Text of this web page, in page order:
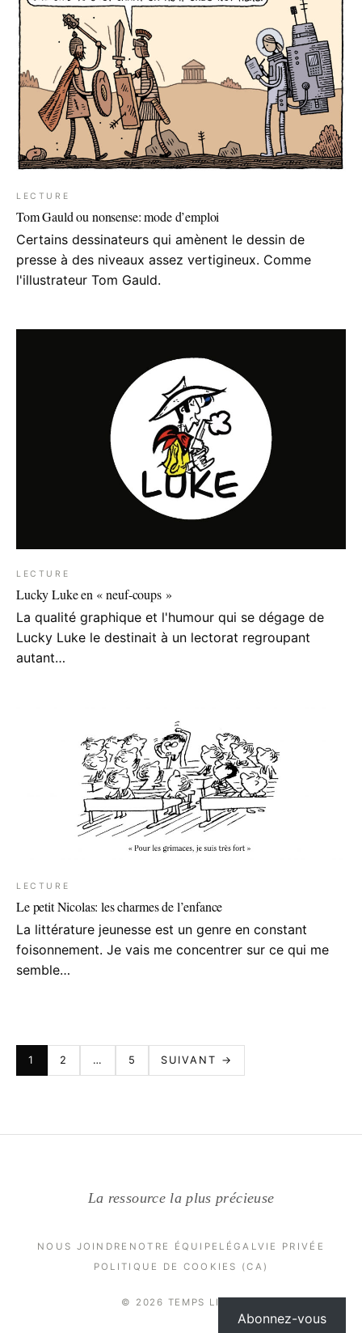
LECTURE
Tom Gauld ou nonsense: mode d’emploi
Certains dessinateurs qui amènent le dessin de
presse à des niveaux assez vertigineux. Comme
l'illustrateur Tom Gauld.
LECTURE
Lucky Luke en « neuf-coups »
La qualité graphique et l'humour qui se dégage de
Lucky Luke le destinait à un lectorat regroupant
autant…
LECTURE
Le petit Nicolas: les charmes de l’enfance
La littérature jeunesse est un genre en constant
foisonnement. Je vais me concentrer sur ce qui me
semble…
PAGINATION
DES
1 2 … 5 SUIVANT →
La ressource la plus précieuse
NOUS JOINDRE NOTRE ÉQUIPE LÉGALVIE PRIVÉE
POLITIQUE DE COOKIES (CA)
© 2026 TEMPS LIBRE
Abonnez-vous